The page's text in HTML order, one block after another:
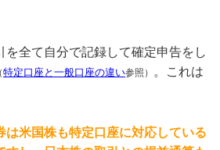
を全て自分で記録して確定申告をし
（特定口座と一般口座の違い参照）
。これは
は米国株も特定口座に対応している